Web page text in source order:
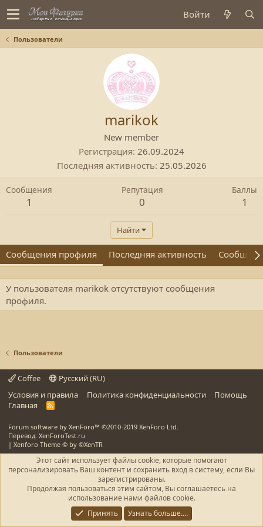
Войти
Пользователи
marikok
New member
Регистрация 26.09.2024
Последняя активность 25.05.2026
Сообщения
1
Репутация
0
Баллы
1
Найти
Сообщения профиля Последняя активность
У пользователя marikok отсутствуют сообщения
профиля.
Пользователи
Coffee
Русский (RU)
Условия и правила
Политика конфиденциальности
Помощь
Главная
R
Forum software by XenForo™ ©2010-2019 XenForo Ltd.
Перевод: XenForoTest.ru
| Xenforo Theme © by ©XenTR
Этот сайт использует файлы cookie, которые помогают
персонализировать Ваш контент и сохранить вход в систему, если Вы
зарегистрированы.
Продолжая пользоваться этим сайтом, Вы соглашаетесь на
использование нами файлов cookie.
Принять
Узнать больше....